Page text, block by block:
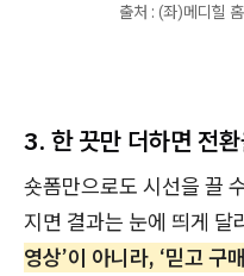
출처 : (좌)메디힐
3. 한 끗만 더하면 전
숏폼만으로도 시선을 끌
지면 결과는 눈에 띄게 달
영상’이 아니라, ‘믿고 구